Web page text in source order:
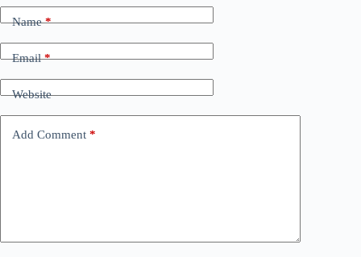
Name*
Email*
Website
Add Comment *